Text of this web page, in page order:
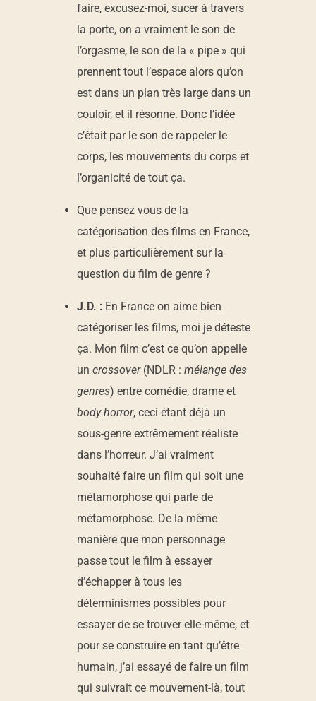
faire, excusez-moi, sucer à travers
la porte, on a vraiment le son de
l’orgasme, le son de la « pipe » qui
prennent tout l’espace alors qu’on
est dans un plan très large dans un
couloir, et il résonne. Donc l’idée
c’était par le son de rappeler le
corps, les mouvements du corps et
l’organicité de tout ça.
Que pensez vous de la
catégorisation des films en France,
et plus particulièrement sur la
question du film de genre ?
J.D. : En France on aime bien
catégoriser les films, moi je déteste
ça. Mon film c’est ce qu’on appelle
uncrossover(NDLR :mélange des
genres) entre comédie, drame et
body horror, ceci étant déjà un
sous-genre extrêmement réaliste
dans l’horreur. J’ai vraiment
souhaité faire un film qui soit une
métamorphose qui parle de
métamorphose. De la même
manière que mon personnage
passe tout le film à essayer
d’échapper à tous les
déterminismes possibles pour
essayer de se trouver elle-même, et
pour se construire en tant qu’être
humain, j’ai essayé de faire un film
qui suivrait ce mouvement-là, tout